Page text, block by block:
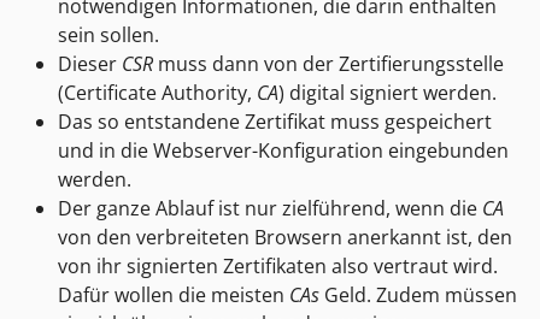
notwendigen Informationen, die darin enthalten
sein sollen.
Dieser CSR muss dann von der Zertifierungsstelle
(Certificate Authority, CA) digital signiert werden.
Das so entstandene Zertifikat muss gespeichert
und in die Webserver-Konfiguration eingebunden
werden.
Der ganze Ablauf ist nur zielführend, wenn die CA
von den verbreiteten Browsern anerkannt ist, den
von ihr signierten Zertifikaten also vertraut wird.
Dafür wollen die meisten CAs Geld. Zudem müssen